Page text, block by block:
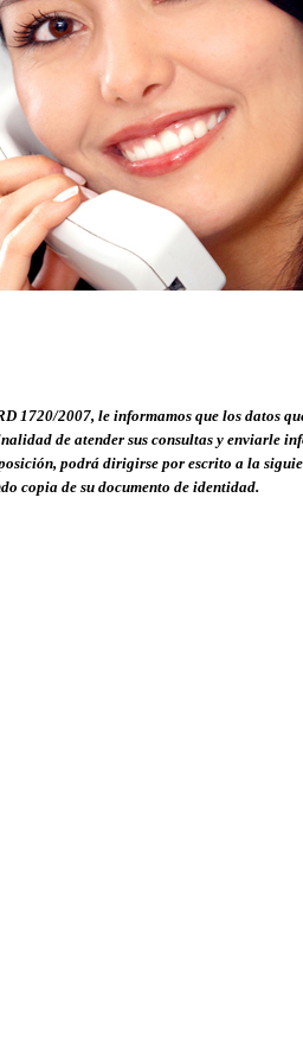
1720/2007, le informamos que los datos
de atender sus consultas y enviarle
podrá dirigirse por escrito a la
copia de su documento de identidad.